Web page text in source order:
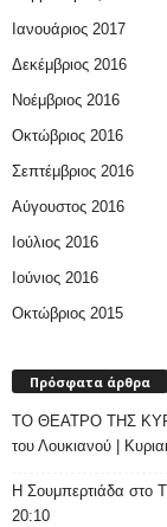
Ιανουάριος 2017
Δεκέμβριος 2016
Νοέμβριος 2016
Οκτώβριος 2016
Σεπτέμβριος 2016
Αύγουστος 2016
Ιούλιος 2016
Ιούνιος 2016
Οκτώβριος 2015
Πρόσφατα άρθρα
ΤΟ ΘΕΑΤΡΟ ΤΗΣ
του Λουκιανού |
H Σουμπερτιάδα στο
20:10